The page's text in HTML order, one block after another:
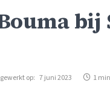
op: 7 juni 2023 1